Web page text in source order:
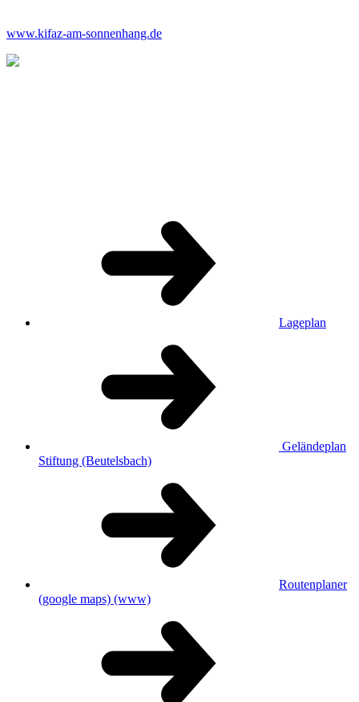
www.kifaz-am-sonnenhang.de
Lageplan
Geländeplan
Stiftung (Beutelsbach)
Routenplaner
(google maps) (www)